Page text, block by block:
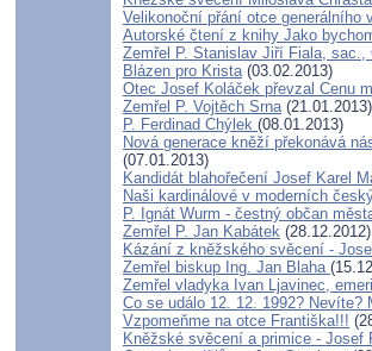
Velikonoční přání otce generálního
Autorské čtení z knihy Jako
Zemřel P. Stanislav Jiří Fiala, sac.,
Blázen pro Krista(03.02.2013)
Otec Josef Koláček převzal Cenu
Zemřel P. Vojtěch Srna(21.01.2013)
P. Ferdinad Chýlek (08.01.2013)
Nová generace kněží překonává
(07.01.2013)
Kandidát blahořečení Josef Karel
Naši kardinálové v moderních
P. Ignát Wurm - čestný občan
Zemřel P. Jan Kabátek (28.12.2012)
Kázání z kněžského svěcení -
Zemřel biskup Ing. Jan Blaha
Zemřel vladyka Ivan Ljavinec,
Co se událo 12. 12. 1992?
Vzpomeňme na otce Františka!!!
Kněžské svěcení a primice - Josef